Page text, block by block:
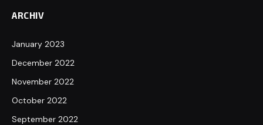
ARCHIV
January 2023
December 2022
November 2022
October 2022
September 2022